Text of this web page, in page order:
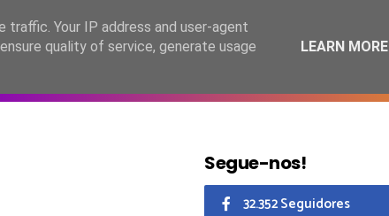
LANÇAMENTOS ESPECIAIS CALENDÁRIO
Segue-nos!
32.352 Seguidores
Your IP address and user-agent
quality of service, generate usage
LEARN MORE